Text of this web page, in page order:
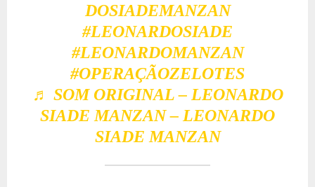
DOSIADEMANZAN
#LEONARDOSIADE
#LEONARDOMANZAN
#OPERAÇÃOZELOTES
♬ SOM ORIGINAL – LEONARDO
SIADE MANZAN – LEONARDO
SIADE MANZAN